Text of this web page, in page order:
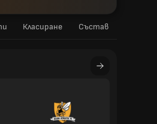
Класиране Състав